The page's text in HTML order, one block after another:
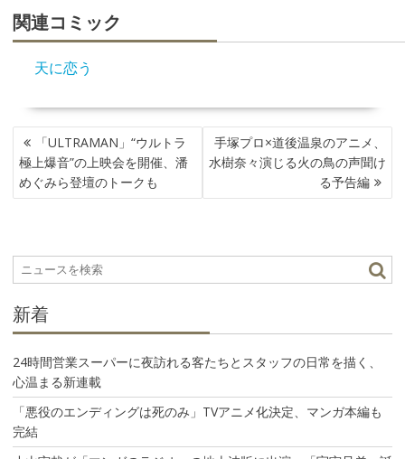
関連コミック
天に恋う
投
稿
ナ
ビ
シ
ョ
「ULTRAMAN」“ウルトラ
極上爆音”の上映会を開催、潘
めぐみら登壇のトークも
手塚プロ×道後温泉のアニメ、
水樹奈々演じる火の鳥の声聞け
る予告編
新着
24時間営業スーパーに夜訪れる客たちとスタッフの日常を描く、
心温まる新連載
「悪役のエンディングは死のみ」TVアニメ化決定、マンガ本編も
完結